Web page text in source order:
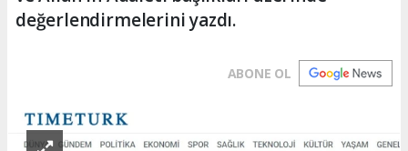
değerlendirmelerini yazdı.
ABONE OL